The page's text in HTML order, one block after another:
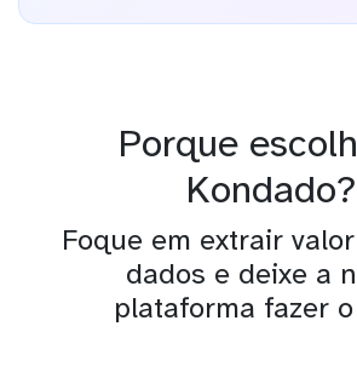
Porque
Kondado?
Foque em extrair
dados e deixe a
plataforma fazer